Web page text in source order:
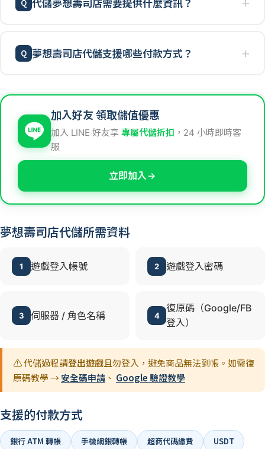
夢想壽司店代儲支援哪些付款方式？
加入好友 領取儲值優惠
加入 LINE 好友享 專屬代儲折扣 ，24 小時即時客
服
立即加入
夢想壽司店代儲所需資料
1 遊戲登入帳號 2 遊戲登入密碼
3 伺服器 / 角色名稱 4
復原碼（Google/FB
登入）
⚠️ 代儲過程請登出遊戲且勿登入，避免商品無法到帳。如需復
原碼教學 →安全碼申請 、 Google 驗證教學
支援的付款方式
銀行 ATM 轉帳 手機網銀轉帳 超商代碼繳費
USDT